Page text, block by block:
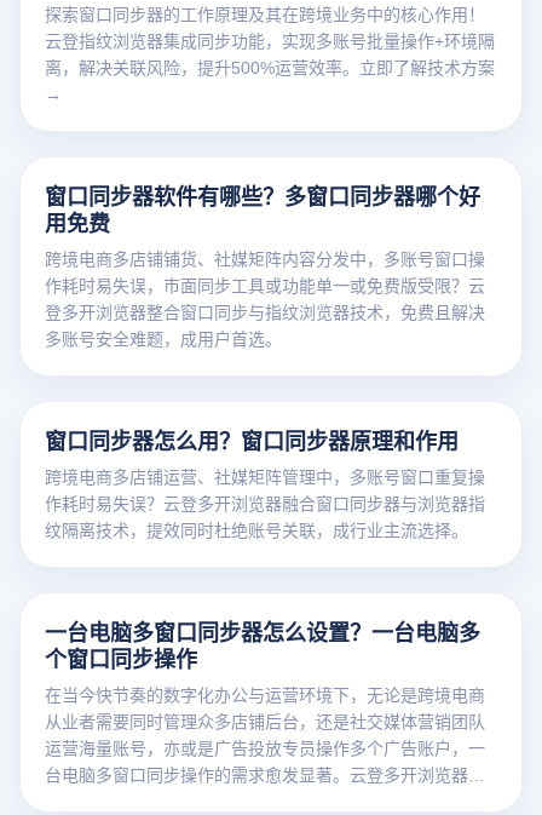
探索窗口同步器的工作原理及其在跨境业务中的核心作用！
云登指纹浏览器集成同步功能，实现多账号批量操作+环境隔
离，解决关联风险，提升500%运营效率。立即了解技术方案
→
窗口同步器软件有哪些？多窗口同步器哪个好
用免费
跨境电商多店铺铺货、社媒矩阵内容分发中，多账号窗口操
作耗时易失误，市面同步工具或功能单一或免费版受限？云
登多开浏览器整合窗口同步与指纹浏览器技术，免费且解决
多账号安全难题，成用户首选。
窗口同步器怎么用？窗口同步器原理和作用
跨境电商多店铺运营、社媒矩阵管理中，多账号窗口重复操
作耗时易失误？云登多开浏览器融合窗口同步器与浏览器指
纹隔离技术，提效同时杜绝账号关联，成行业主流选择。
一台电脑多窗口同步器怎么设置？一台电脑多
个窗口同步操作
在当今快节奏的数字化办公与运营环境下，无论是跨境电商
从业者需要同时管理众多店铺后台，还是社交媒体营销团队
运营海量账号，亦或是广告投放专员操作多个广告账户，一
台电脑多窗口同步操作的需求愈发显著。云登多开浏览器作